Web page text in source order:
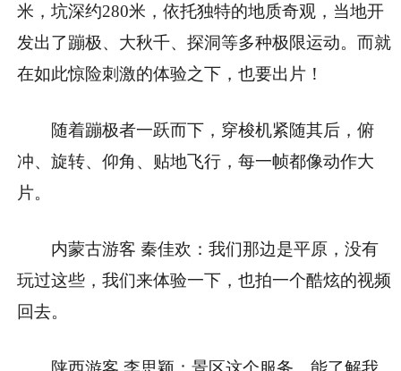
米，坑深约280米，依托独特的地质奇观，当地开
发出了蹦极、大秋千、探洞等多种极限运动。而就
在如此惊险刺激的体验之下，也要出片！
随着蹦极者一跃而下，穿梭机紧随其后，俯
冲、旋转、仰角、贴地飞行，每一帧都像动作大
片。
内蒙古游客 秦佳欢：我们那边是平原，没有
玩过这些，我们来体验一下，也拍一个酷炫的视频
回去。